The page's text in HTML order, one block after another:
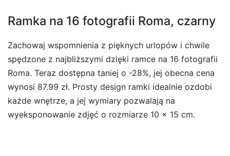
Ramka na 16 fotografii Roma, czarny
Zachowaj wspomnienia z pięknych urlopów i chwile
spędzone z najbliższymi dzięki ramce na 16 fotografii
Roma. Teraz dostępna taniej o -28%, jej obecna cena
wynosi 87.99 zł. Prosty design ramki idealnie ozdobi
każde wnętrze, a jej wymiary pozwalają na
wyeksponowanie zdjęć o rozmiarze 10 x 15 cm.